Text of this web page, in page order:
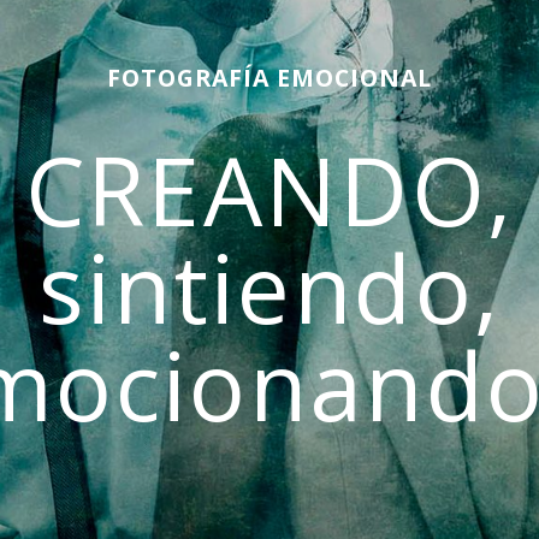
FOTOGRAFÍA EMOCIONAL
CREANDO,
sintiendo,